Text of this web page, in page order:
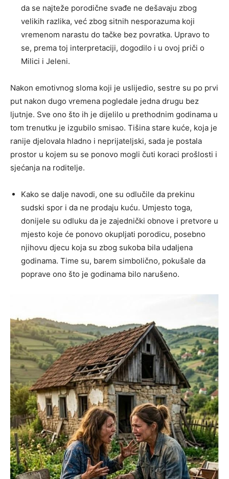
da se najteže porodične svađe ne dešavaju zbog
velikih razlika, već zbog sitnih nesporazuma koji
vremenom narastu do tačke bez povratka. Upravo to
se, prema toj interpretaciji, dogodilo i u ovoj priči o
Milici i Jeleni.
Nakon emotivnog sloma koji je uslijedio, sestre su po prvi
put nakon dugo vremena pogledale jedna drugu bez
ljutnje. Sve ono što ih je dijelilo u prethodnim godinama u
tom trenutku je izgubilo smisao. Tišina stare kuće, koja je
ranije djelovala hladno i neprijateljski, sada je postala
prostor u kojem su se ponovo mogli čuti koraci prošlosti i
sjećanja na roditelje.
Kako se dalje navodi, one su odlučile da prekinu
sudski spor i da ne prodaju kuću. Umjesto toga,
donijele su odluku da je zajednički obnove i pretvore u
mjesto koje će ponovo okupljati porodicu, posebno
njihovu djecu koja su zbog sukoba bila udaljena
godinama. Time su, barem simbolično, pokušale da
poprave ono što je godinama bilo narušeno.